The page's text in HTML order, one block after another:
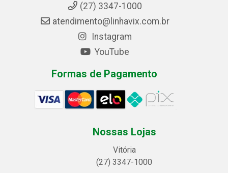
(27) 3347-1000
atendimento@linhavix.com.br
Instagram
YouTube
Formas de Pagamento
Nossas Lojas
Vitória
(27) 3347-1000